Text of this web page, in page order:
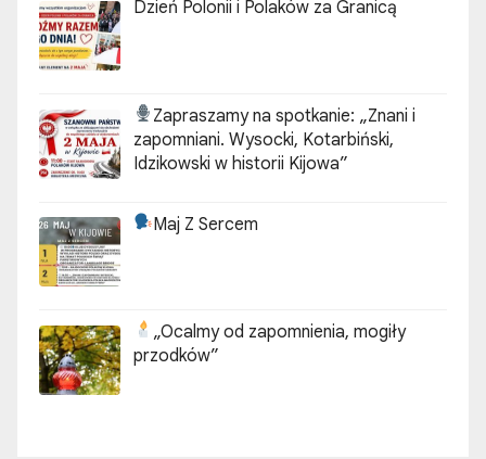
Dzień Polonii i Polaków za Granicą
Zapraszamy na spotkanie: „Znani i
zapomniani. Wysocki, Kotarbiński,
Idzikowski w historii Kijowa”
Maj Z Sercem
„Ocalmy od zapomnienia, mogiły
przodków”